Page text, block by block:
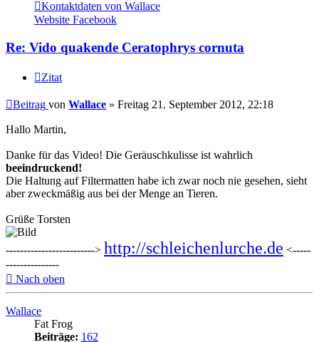
Kontaktdaten von Wallace
Website Facebook
Re: Vido quakende Ceratophrys cornuta
Zitat
Beitrag von Wallace » Freitag 21. September 2012, 22:18
Hallo Martin,
Danke für das Video! Die Geräuschkulisse ist wahrlich
beeindruckend!
Die Haltung auf Filtermatten habe ich zwar noch nie gesehen, sieht
aber zweckmäßig aus bei der Menge an Tieren.
Grüße Torsten
-------------------------> http://schleichenlurche.de <-----
---------------
Nach oben
Wallace
Fat Frog
Beiträge: 162